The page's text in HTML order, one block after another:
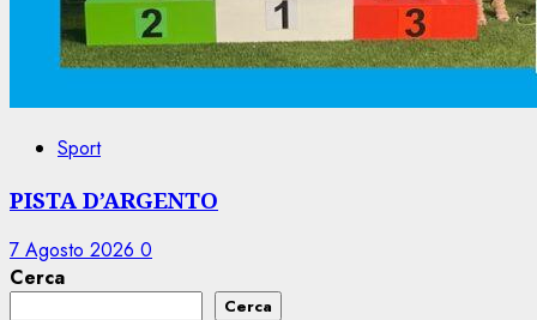
Sport
PISTA D’ARGENTO
7 Agosto 2026 0
Cerca
Cerca